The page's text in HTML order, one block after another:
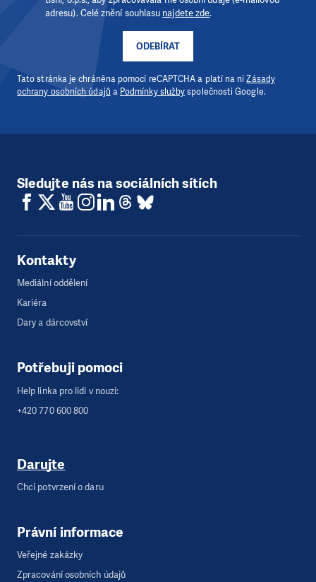
ODEBÍRAT
adresu). Celé znění souhlasu najdete zde.
Tato stránka je chráněna pomocí reCAPTCHA a platí na niZásady
ochrany osobních údajů a Podmínky službyspolečnosti Google.
Sledujte nás na sociálních sítích
Kontakty
Mediální oddělení
Kariéra
Dary a dárcovství
Potřebuji pomoci
Help linka pro lidi v nouzi:
+420 770 600 800
Darujte
Chci potvrzení o daru
Právní informace
Veřejné zakázky
Zpracování osobních údajů